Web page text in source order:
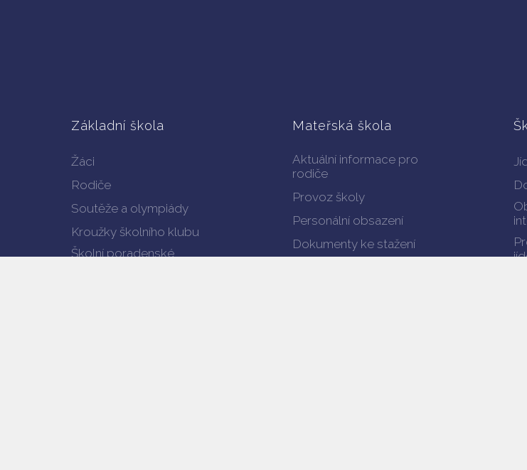
Základní škola
Žáci
Rodiče
Soutěže a olympiády
Kroužky školního klubu
Školní poradenské
Mateřská škola
Aktuální informace pro
rodiče
Provoz školy
Personální obsazení
Dokumenty ke stažení